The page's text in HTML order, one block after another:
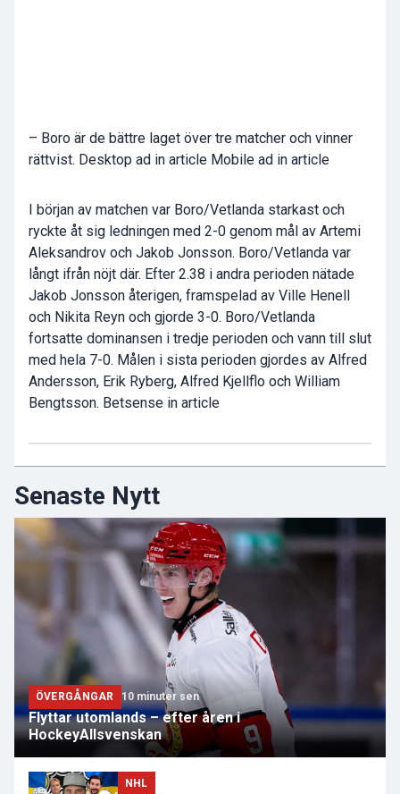
– Boro är de bättre laget över tre matcher och vinner
rättvist. Desktop ad in article Mobile ad in article
I början av matchen var Boro/Vetlanda starkast och
ryckte åt sig ledningen med 2-0 genom mål av Artemi
Aleksandrov och Jakob Jonsson. Boro/Vetlanda var
långt ifrån nöjt där. Efter 2.38 i andra perioden nätade
Jakob Jonsson återigen, framspelad av Ville Henell
och Nikita Reyn och gjorde 3-0. Boro/Vetlanda
fortsatte dominansen i tredje perioden och vann till slut
med hela 7-0. Målen i sista perioden gjordes av Alfred
Andersson, Erik Ryberg, Alfred Kjellflo och William
Bengtsson. Betsense in article
Senaste Nytt
ÖVERGÅNGAR 10 minuter sen
Flyttar utomlands – efter åren i
HockeyAllsvenskan
NHL